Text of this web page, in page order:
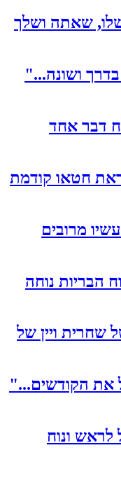
שאתה ושלך
ושונה..."
דבר אחד
חטאו קודמת
מרובים
הבריות נוחה
שחרית ויין של
את הקודשים..."
לראש ונוח